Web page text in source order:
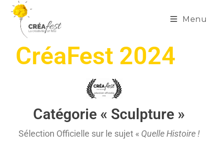
Menu
CréaFest 2024
Catégorie « Sculpture »
Sélection Officielle sur le sujet « Quelle Histoire !